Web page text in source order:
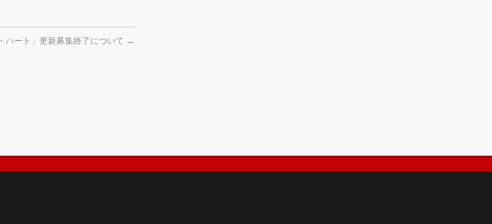
ハート」更新募集終了について →